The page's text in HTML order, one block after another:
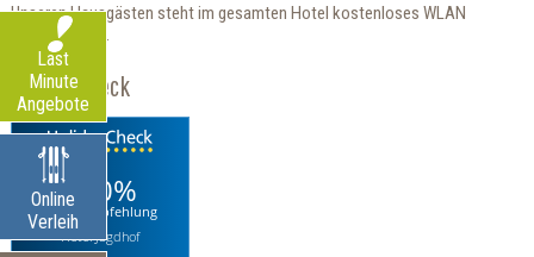
Unseren Hausgästen steht im gesamten Hotel kostenloses WLAN
zur Verfügung.
HolidayCheck
100%
Weiterempfehlung
Hotel Jagdhof
Online
Verleih
Last
Minute
Angebote